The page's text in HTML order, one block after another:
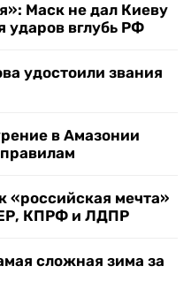
Маск не дал Киеву
ударов вглубь РФ
удостоили звания
в Амазонии
«российская мечта»
ЕР, КПРФ и ЛДПР
сложная зима за